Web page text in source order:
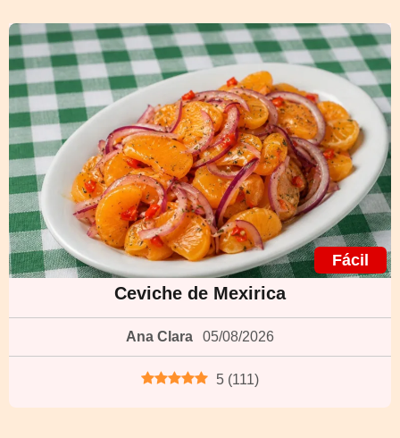
Fácil
Ceviche de Mexirica
Ana Clara 05/08/2026
5 (111)